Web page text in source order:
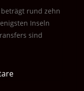
rund zehn
Inseln
sind